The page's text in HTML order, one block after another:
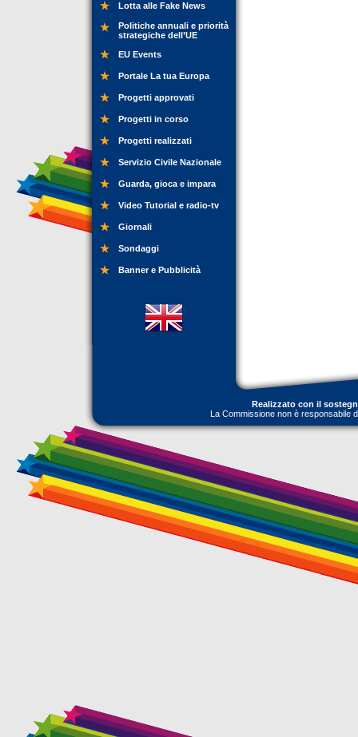
Lotta alle Fake News
Politiche annuali e priorità
strategiche dell’UE
EU Events
Portale La tua Europa
Progetti approvati
Progetti in corso
Progetti realizzati
Servizio Civile Nazionale
Guarda, gioca e impara
Video Tutorial e radio-tv
Giornali
Sondaggi
Banner e Pubblicità
Realizzato con il
La Commissione non è responsabile